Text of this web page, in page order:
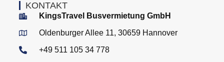
KONTAKT
KingsTravel Busvermietung GmbH
Oldenburger Allee 11, 30659 Hannover
+49 511 105 34 778